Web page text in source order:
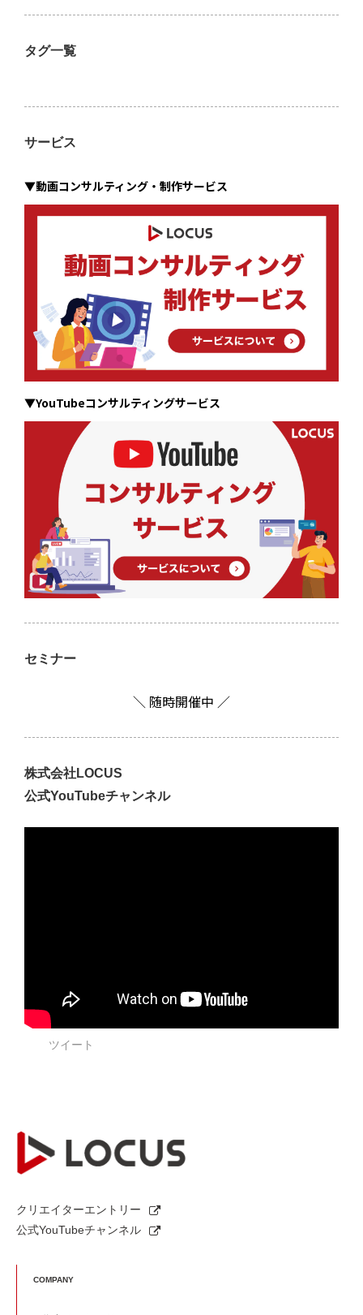
タグ一覧
サービス
▼動画コンサルティング・制作サービス
▼YouTubeコンサルティングサービス
セミナー
＼ 随時開催中 ／
株式会社LOCUS
公式YouTubeチャンネル
ツイート
クリエイターエントリー
公式YouTubeチャンネル
COMPANY